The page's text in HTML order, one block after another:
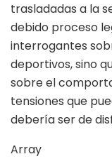
trasladadas a la
debido proceso
interrogantes
deportivos, sino
sobre el
tensiones que
debería ser de
Array